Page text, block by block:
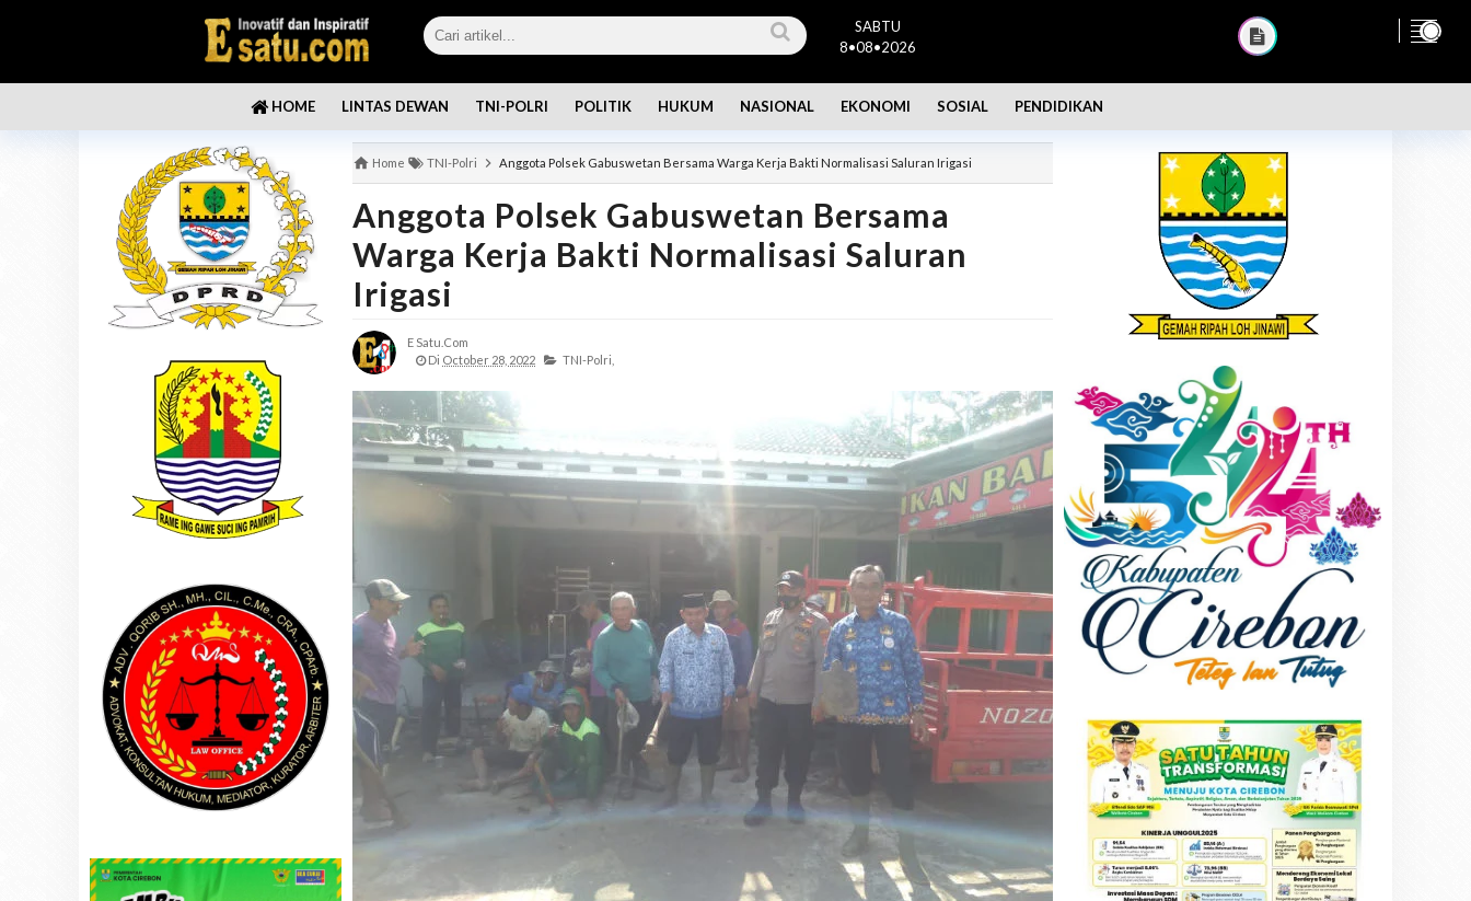
SABTU
8•08•2026
HOME LINTAS DEWAN TNI-POLRI POLITIK HUKUM NASIONAL EKONOMI SOSIAL PENDIDIKAN
Home TNI-Polri Anggota Polsek Gabuswetan Bersama Warga Kerja Bakti Normalisasi Saluran Irigasi
Anggota Polsek Gabuswetan Bersama
Warga Kerja Bakti Normalisasi Saluran
Irigasi
E Satu.com
Di October 28, 2022 TNI-Polri,